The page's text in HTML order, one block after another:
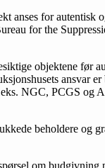
anses for autentisk
for the
objektene før
ansvar er
NGC, PCGS
beholdere og